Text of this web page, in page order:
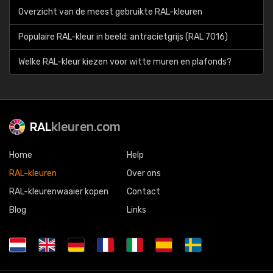
Overzicht van de meest gebruikte RAL-kleuren
Populaire RAL-kleur in beeld: antracietgrijs (RAL 7016)
Welke RAL-kleur kiezen voor witte muren en plafonds?
RALkleuren.com
Home
RAL-kleuren
RAL-kleurenwaaier kopen
Blog
Help
Over ons
Contact
Links